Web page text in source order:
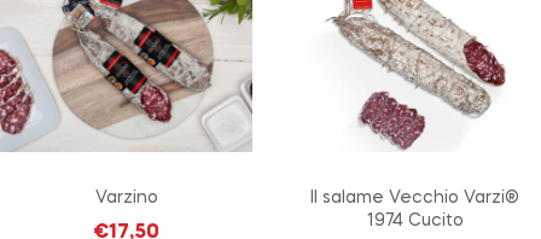
Varzino
€17,50
Il salame Vecchio Varzi®
1974 Cucito